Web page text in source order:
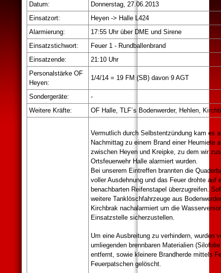
Datum:
Donnerstag, 27.06.2013
Einsatzort:
Heyen -> Halle L424
Alarmierung:
17:55 Uhr über DME und Sirene
Einsatzstichwort:
Feuer 1 - Rundballenbrand
Einsatzende:
21:10 Uhr
Personalstärke OF
Heyen:
1/4/14 = 19 FM (SB) davon 9 AGT
Sondergeräte:
-
Weitere Kräfte:
OF Halle, TLF´s Bodenwerder, Hehlen,
Vermutlich durch Selbstentzündung kam es
Nachmittag zu einem Brand einer Heumiete
zwischen Heyen und Kreipke, zu dem wir
Ortsfeuerwehr Halle alarmiert wurden.
Bei unserem Eintreffen brannten die
voller Ausdehnung und das Feuer drohte auf
benachbarten Reifenstapel überzugreifen.
weitere Tanklöschfahrzeuge aus
Kirchbrak nachalarmiert um die
Einsatzstelle sicherzustellen.
Um eine Ausbreitung zu verhindern, wurden
umliegenden brennbaren Materialien
entfernt, sowie kleinere Brandherde mittels
Feuerpatschen gelöscht.